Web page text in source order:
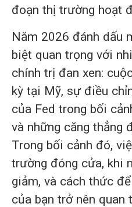
đoạn thị trường hoạt
Năm 2026 đánh dấu
biệt quan trọng với
chính trị đan xen:
kỳ tại Mỹ, sự điều
của Fed trong bối
và những căng thẳng
Trong bối cảnh đó,
trường đóng cửa, khi
giảm, và cách thức
của bạn trở nên quan